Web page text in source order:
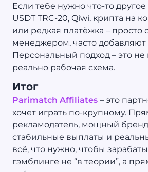
Если тебе нужно что-то
USDT TRC-20, Qiwi, крипта на
или редкая платёжка – просто
менеджером, часто добавляют
Персональный подход – это не
реально рабочая схема.
Итог
Parimatch Affiliates – это
хочет играть по-крупному.
рекламодатель, мощный
стабильные выплаты и
всё, что нужно, чтобы
гэмблинге не “в теории”, а